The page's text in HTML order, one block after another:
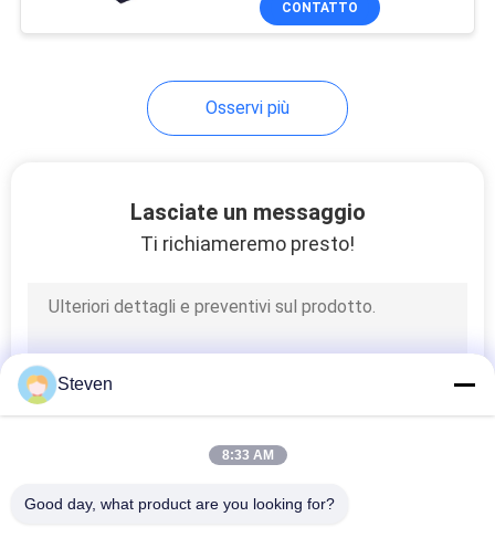
connesori da cavo a
Collegamento PCB
da tavola a tavola
CONTATTO
Osservi più
Lasciate un messaggio
Ti richiameremo presto!
Steven
8:33 AM
Good day, what product are you looking for?